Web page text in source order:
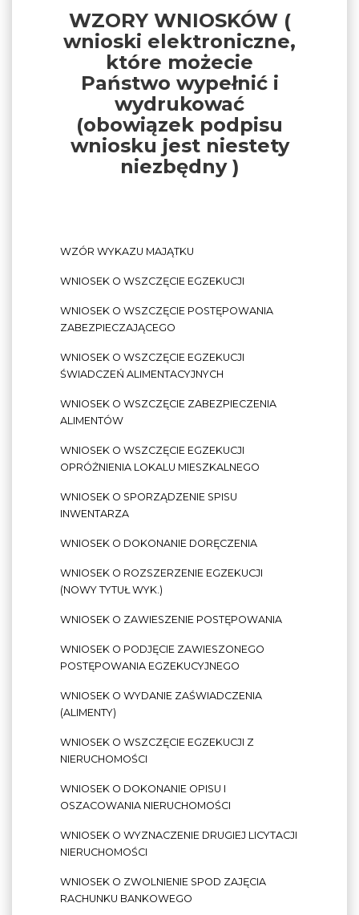
WZORY WNIOSKÓW (
wnioski elektroniczne,
które możecie
Państwo wypełnić i
wydrukować
(obowiązek podpisu
wniosku jest niestety
niezbędny )
WZÓR WYKAZU MAJĄTKU
WNIOSEK O WSZCZĘCIE EGZEKUCJI
WNIOSEK O WSZCZĘCIE POSTĘPOWANIA
ZABEZPIECZAJĄCEGO
WNIOSEK O WSZCZĘCIE EGZEKUCJI
ŚWIADCZEŃ ALIMENTACYJNYCH
WNIOSEK O WSZCZĘCIE ZABEZPIECZENIA
ALIMENTÓW
WNIOSEK O WSZCZĘCIE EGZEKUCJI
OPRÓŻNIENIA LOKALU MIESZKALNEGO
WNIOSEK O SPORZĄDZENIE SPISU
INWENTARZA
WNIOSEK O DOKONANIE DORĘCZENIA
WNIOSEK O ROZSZERZENIE EGZEKUCJI
(NOWY TYTUŁ WYK.)
WNIOSEK O ZAWIESZENIE POSTĘPOWANIA
WNIOSEK O PODJĘCIE ZAWIESZONEGO
POSTĘPOWANIA EGZEKUCYJNEGO
WNIOSEK O WYDANIE ZAŚWIADCZENIA
(ALIMENTY)
WNIOSEK O WSZCZĘCIE EGZEKUCJI Z
NIERUCHOMOŚCI
WNIOSEK O DOKONANIE OPISU I
OSZACOWANIA NIERUCHOMOŚCI
WNIOSEK O WYZNACZENIE DRUGIEJ LICYTACJI
NIERUCHOMOŚCI
WNIOSEK O ZWOLNIENIE SPOD ZAJĘCIA
RACHUNKU BANKOWEGO